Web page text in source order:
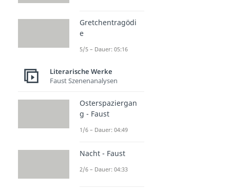
Gretchentragödi
e
5/5 – Dauer: 05:16
Literarische Werke
Faust Szenenanalysen
Osterspaziergan
g - Faust
1/6 – Dauer: 04:49
Nacht - Faust
2/6 – Dauer: 04:33